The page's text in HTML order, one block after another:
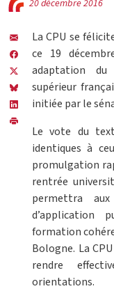
20 décembre 2016
La CPU se
ce 19
adaptation du
supérieur
initiée par le
Le vote du
identiques à
promulgation
rentrée
permettra
d’application
formation
Bologne. La
rendre
orientations.